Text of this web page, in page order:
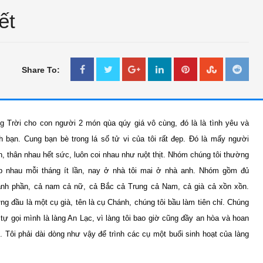
THƯ GIÃN
Bắc kim thang sẽ bị cấm ?
Jan 11 2018 IN LONG AN
THƯ GIÃN
Thư Giãn Ngày Tết
Feb 18 2018 Unknown
Share To:
Trời cho con người 2 món qùa qúy giá vô cùng, đó là là tình yêu và
bạn. Cung bạn bè trong lá số tử vi của tôi rất đẹp. Đó là mấy người
thân nhau hết sức, luôn coi nhau như ruột thịt. Nhóm chúng tôi thường
nhau mỗi tháng ít lần, nay ở nhà tôi mai ở nhà anh. Nhóm gồm đủ
phần, cả nam cả nữ, cả Bắc cả Trung cả Nam, cả già cả xồn xồn.
đầu là một cụ già, tên là cụ Chánh, chúng tôi bầu làm tiên chỉ. Chúng
gọi mình là làng An Lạc, vì làng tôi bao giờ cũng đầy an hòa và hoan
Tôi phải dài dòng như vậy để trình các cụ một buổi sinh hoạt của làng